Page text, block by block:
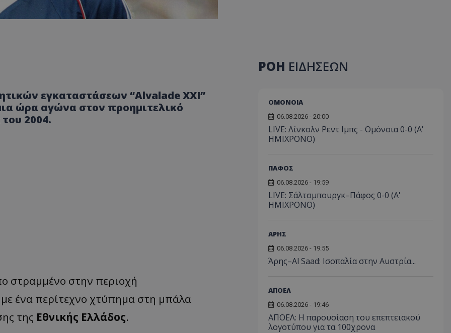
εγκαταστάσεων “Alvalade XXI”
ώρα αγώνα στον προημιτελικό
2004.
στραμμένο στην περιοχή
με ένα περίτεχνο χτύπημα στη μπάλα
της Εθνικής Ελλάδος.
ΡΟΗ ΕΙΔΗΣΕΩΝ
ΟΜΟΝΟΙΑ
06.08.2026 - 20:00
LIVE: Λίνκολν Ρεντ Ιμπς - Ομόνοια 0-0 (Α'
ΗΜΙΧΡΟΝΟ)
ΠΑΦΟΣ
06.08.2026 - 19:59
LIVE: Σάλτσμπουργκ–Πάφος 0-0 (A'
HMIXΡONO)
ΑΡΗΣ
06.08.2026 - 19:55
Άρης–Al Saad: Ισοπαλία στην Αυστρία...
ΑΠΟΕΛ
06.08.2026 - 19:46
ΑΠΟΕΛ: Η παρουσίαση του επεπτειακού
λογοτύπου για τα 100χρονα